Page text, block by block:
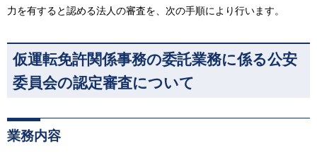
力を有すると認める法人の審査を、次の手順により行います。
仮運転免許関係事務の委託業務に係る公安
委員会の認定審査について
業務内容